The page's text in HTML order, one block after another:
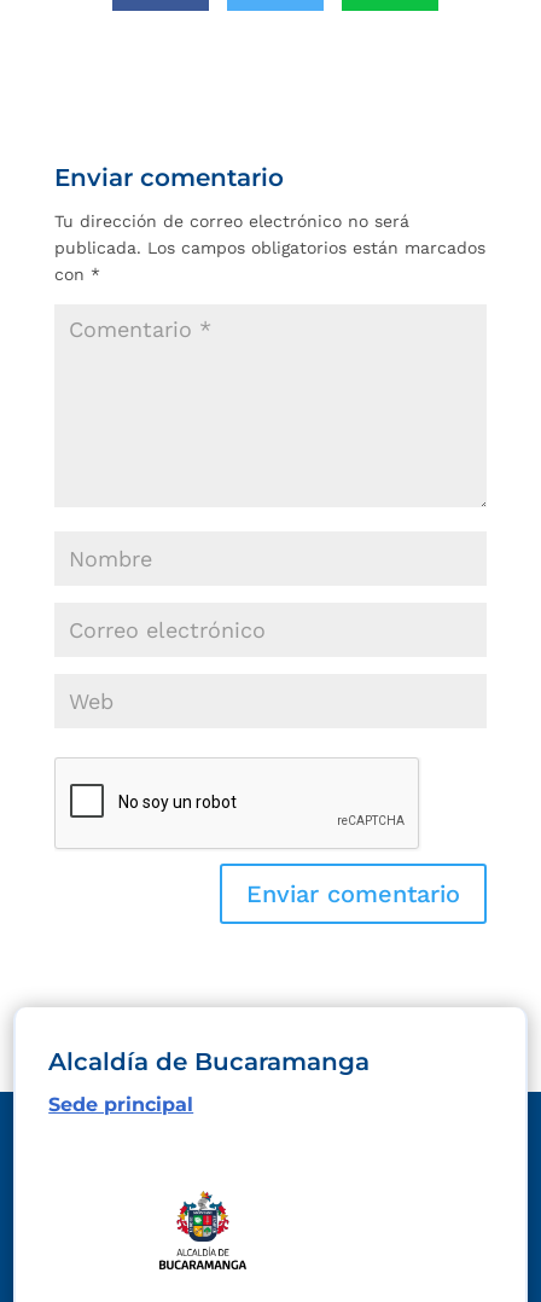
Enviar comentario
Tu dirección de correo electrónico no será
publicada. Los campos obligatorios están marcados
con *
Alcaldía de Bucaramanga
Sede principal